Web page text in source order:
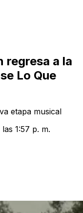
regresa a la
Lo Que
etapa musical
1:57 p. m.